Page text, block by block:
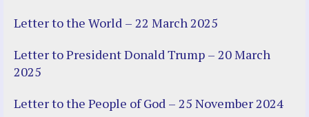
Letter to the World – 22 March 2025
Letter to President Donald Trump – 20 March
2025
Letter to the People of God – 25 November 2024